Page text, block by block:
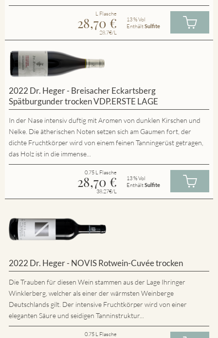
L Flasche
28,70 €
28.7€/L
13 % Vol
EnthältSulfite
2022 Dr. Heger - Breisacher Eckartsberg
Spätburgunder trocken VDP.ERSTE LAGE
In der Nase intensiv duftig mit Aromen von dunklen Kirschen und
Nelke. Die ätherischen Noten setzen sich am Gaumen fort, der
dichte Fruchtkörper wird von einem feinen Tanningerüst getragen,
das Holz ist in die immense...
0.75 L Flasche
28,70 €
38.27€/L
13 % Vol
EnthältSulfite
2022 Dr. Heger - NOVIS Rotwein-Cuvée trocken
Die Trauben für diesen Wein stammen aus der Lage Ihringer
Winklerberg, welcher als einer der wärmsten Weinberge
Deutschlands gilt. Der intensive Fruchtkörper wird von einer
eleganten Säure und seidigen Tanninstruktur...
0.75 L Flasche